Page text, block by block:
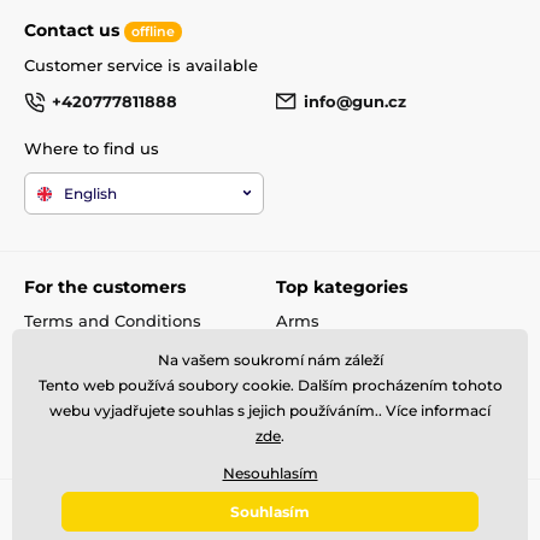
Upravitelný čas zobrazení informací na displeji
Diskriminace v rozsahu (0-120)
Citlivost v rozsahu (0-90)
Notch diskriminace (120 možností)
Hlasitost detektoru
Zabudovaný bezdrátový vysílač (pro komunikaci s
Contact us offline
Customer service is available
+420777811888
info@gun.cz
Where to find us
English
For the customers
Terms and Conditions
Complaint
Contacts
Top kategories
Arms
Ammunitions
Accessories
Metal Detectors
© 2026 gun.zone ⦁ E-shop created by
Na vašem soukromí nám záleží
Tento web používá soubory cookie. Dalším procházením tohoto
webu vyjadřujete souhlas s jejich používáním.. Více informací
zde.
Nesouhlasím
Souhlasím